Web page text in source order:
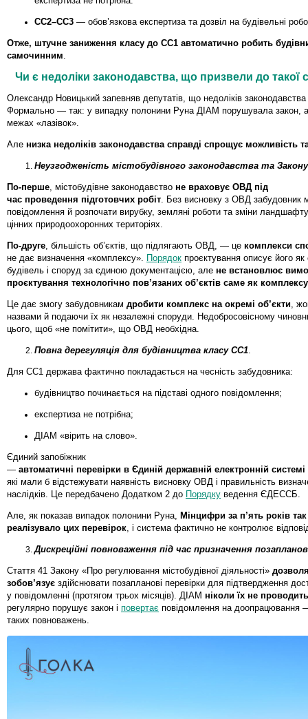
СС2–СС3 — обов’язкова експертиза та дозвіл на будівельні
Отже, штучне заниження класу до СС1 автоматично робить
самочинним
Чи є недоліки законодавства, що призвели до такої
Олександр Новицький запевняв депутатів, що недоліків
Формально — так: у випадку полонини Руна ДІАМ порушувала закон,
межах «лазівок».
Але низка недоліків законодавства справді спрощує можливість
Неузгодженість містобудівного законодавства та
По-перше , містобудівне законодавство не враховує ОВД під
час проведення підготовчих робіт . Без висновку з ОВД забудовник
повідомлення й розпочати вирубку, земляні роботи та зміни
цінних природоохоронних територіях.
По-друге , більшість об’єктів, що підлягають ОВД, — це комплекси
не дає визначення «комплексу». Порядок проєктування описує його як
будівель і споруд за єдиною документацією, але не встановлює
проєктування технологічно пов’язаних об’єктів саме як комплексу
Це дає змогу забудовникам дробити комплекс на окремі об’єкти ,
назвами й подаючи їх як незалежні споруди. Недобросовісному
цього, щоб «не помітити», що ОВД необхідна.
Повна дерегуляція для будівництва класу СС1
Для СС1 держава фактично покладається на чесність забудовника:
будівництво починається на підставі одного повідомлення;
експертиза не потрібна;
ДІАМ «вірить на слово».
Єдиний запобіжник
— автоматичні перевірки в Єдиній державній електронній
які мали б відстежувати наявність висновку ОВД і правильність
наслідків. Це передбачено Додатком 2 до Порядку ведення ЄДЕССБ.
Але, як показав випадок полонини Руна, Мінцифри за п’ять років так
реалізувало цих перевірок , і система фактично не контролює
Дискреційні повноваження під час призначення
Стаття 41 Закону «Про регулювання містобудівної діяльності»
зобов’язує здійснювати позапланові перевірки для підтвердження
у повідомленні (протягом трьох місяців). ДІАМ ніколи їх не проводить
регулярно порушує закон і повертає повідомлення на доопрацювання
таких повноважень.